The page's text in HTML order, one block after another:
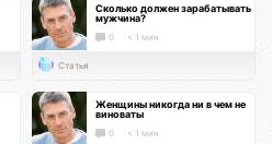
Сколько должен зарабатывать
мужчина?
0 < 1 мин.
Статья
Женщины никогда ни в чем не
виноваты
0 < 1 мин.